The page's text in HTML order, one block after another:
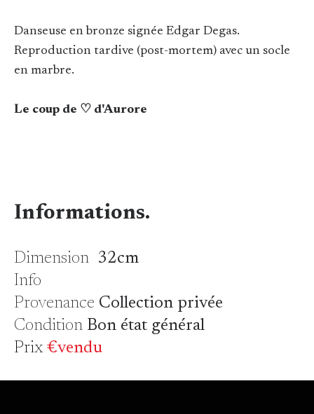
Danseuse en bronze signée Edgar Degas.
Reproduction tardive (post-mortem) avec un socle
en marbre.
Le coup de ♡ d'Aurore
Informations.
Dimension32cm
Info
Provenance Collection privée
Condition Bon état général
Prix€vendu